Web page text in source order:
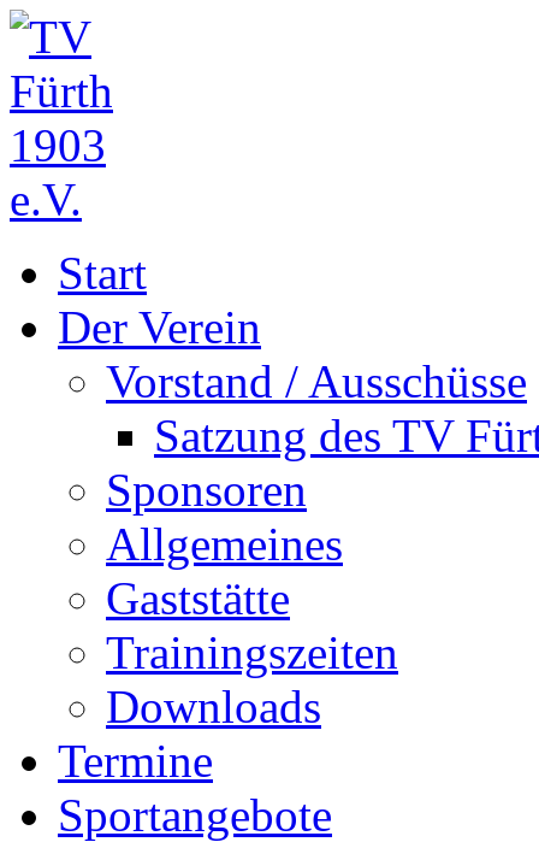
Start
Der Verein
Vorstand / Ausschüsse
Satzung des TV
Sponsoren
Allgemeines
Gaststätte
Trainingszeiten
Downloads
Termine
Sportangebote